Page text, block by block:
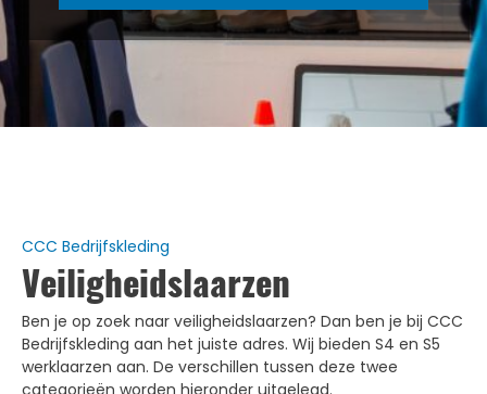
CCC Bedrijfskleding
Veiligheidslaarzen
Ben je op zoek naar veiligheidslaarzen? Dan ben je bij CCC
Bedrijfskleding aan het juiste adres. Wij bieden S4 en S5
werklaarzen aan. De verschillen tussen deze twee
categorieën worden hieronder uitgelegd.